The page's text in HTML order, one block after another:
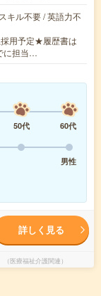
キル不要 / 英語力不
用予定★履歴書は
に担当…
50代
60代
男性
詳しく見る
医療福祉介護関連）